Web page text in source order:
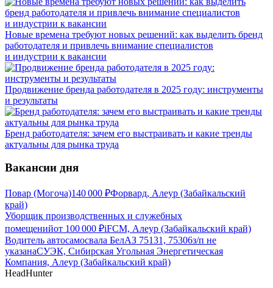
Новые времена требуют новых решений: как выделить бренд
работодателя и привлечь внимание специалистов
и индустрии к вакансии
Продвижение бренда работодателя в 2025 году: инструменты
и результаты
Бренд работодателя: зачем его выстраивать и какие тренды
актуальны для рынка труда
Вакансии дня
Повар (Могоча)140 000 ₽Форвард, Алеур (Забайкальский
край)
Уборщик производственных и служебных
помещенийот 100 000 ₽iFCM, Алеур (Забайкальский край)
Водитель автосамосвала БелАЗ 75131, 75306з/п не
указанаСУЭК, Сибирская Угольная Энергетическая
Компания, Алеур (Забайкальский край)
HeadHunter